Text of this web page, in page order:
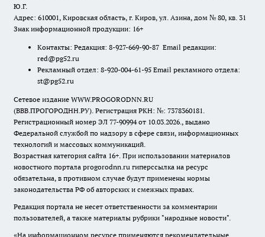
Ю.Г.
Адрес: 610001, Кировская область, г. Киров, ул. Азина, дом № 80, кв. 31
Знак информационной продукции: 16+
Контакты: Редакция: 8-927-669-90-87 Email редакции:
red@pg52.ru
Рекламный отдел: 8-920-004-61-95 Email рекламного отдела:
st@pg52.ru
Сетевое издание WWW.PROGORODNN.RU
(ВВВ.ПРОГОРОДНН.РУ). Регистрация РКН: №: 7378360181.
Регистрационный номер ЭЛ 77-90994 от 10.03.2026., выдано
Федеральной службой по надзору в сфере связи, информационных
технологий и массовых коммуникаций.
Возрастная категория сайта 16+. При использовании материалов
новостного портала progorodnn.ru гиперссылка на ресурс
обязательна, в противном случае будут применены нормы
законодательства РФ об авторских и смежных правах.
Редакция портала не несет ответственности за комментарии
пользователей, а также материалы рубрики "народные новости".
«На информационном ресурсе применяются рекомендательные